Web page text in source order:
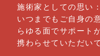
施術家としての思い
いつまでもご自身の
らゆる面でサポート
携わらせていただい